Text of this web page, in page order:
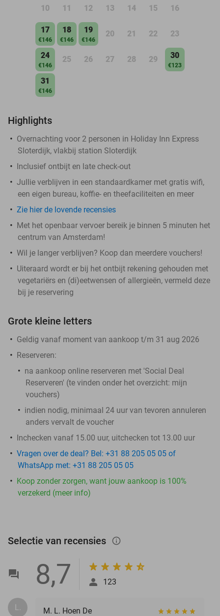
10 11 12 13 14 15 16
17
€146
18
€146
19
€146
20 21 22 23
24
€146
25 26 27 28 29 30
€123
31
€146
Highlights
Overnachting voor 2 personen in Holiday Inn Express
Sloterdijk, vlakbij station Sloterdijk
Inclusief ontbijt en late check-out
Jullie verblijven in een standaardkamer met gratis wifi,
een eigen bureau, koffie- en theefaciliteiten en meer
Zie hier de lovende recensies
Met het openbaar vervoer bereik je binnen 5 minuten het
centrum van Amsterdam!
Wil je langer verblijven? Koop dan meerdere vouchers!
Uiteraard wordt er bij het ontbijt rekening gehouden met
vegetariërs en (di)eetwensen of allergieën, vermeld deze
bij je reservering
Grote kleine letters
Geldig vanaf moment van aankoop t/m 31 aug 2026
Reserveren:
na aankoop online reserveren met 'Social Deal
Reserveren' (te vinden onder het overzicht: mijn
vouchers)
indien nodig, minimaal 24 uur van tevoren annuleren
anders vervalt de voucher
Inchecken vanaf 15.00 uur, uitchecken tot 13.00 uur
Vragen over de deal? Bel: +31 88 205 05 05 of
WhatsApp met: +31 88 205 05 05
Koop zonder zorgen, want jouw aankoop is 100%
verzekerd (meer info)
Selectie van recensies info_outlined
8,7 123
L.
M. L. Hoen De